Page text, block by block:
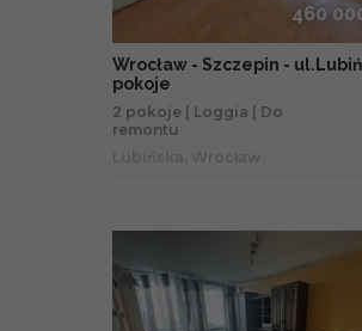
460
Wrocław - Szczepin -
pokoje
2 pokoje | Loggia | Do
remontu